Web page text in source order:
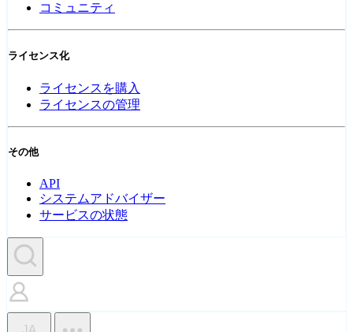
コミュニティ
ライセンス化
ライセンスを購入
ライセンスの管理
その他
API
システムアドバイザー
サービスの状態
JA